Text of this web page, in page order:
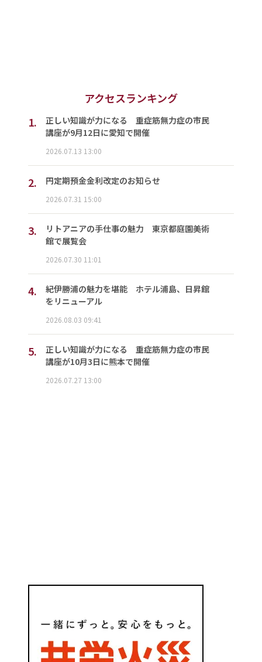
アクセスランキング
1.
正しい知識が力になる 重症筋無力症の市民
講座が9月12日に愛知で開催
2026.07.13 13:00
2. 円定期預金金利改定のお知らせ
2026.07.31 15:00
3.
リトアニアの手仕事の魅力 東京都庭園美術
館で展覧会
2026.07.30 11:01
4.
紀伊勝浦の魅力を堪能 ホテル浦島、日昇館
をリニューアル
2026.08.03 09:41
5.
正しい知識が力になる 重症筋無力症の市民
講座が10月3日に熊本で開催
2026.07.27 13:00